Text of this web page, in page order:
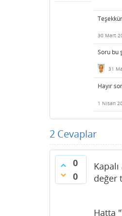
30 Mart
Soru bu
31
Hayır
1 Nisan
2 Cevaplar
0
0
değer
Hatta "